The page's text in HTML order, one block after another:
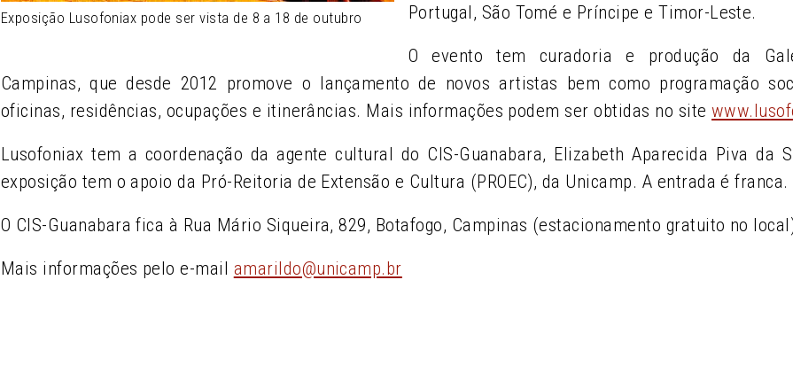
Exposição Lusofoniax pode ser vista de 8 a 18 de outubro
Portugal, São Tomé e Príncipe e Timor-Leste.
O evento tem curadoria e produção da
Campinas, que desde 2012 promove o lançamento de novos artistas bem como programação
oficinas, residências, ocupações e itinerâncias. Mais informações podem ser obtidas no site
Lusofoniax tem a coordenação da agente cultural do CIS-Guanabara, Elizabeth Aparecida Piva da
exposição tem o apoio da Pró-Reitoria de Extensão e Cultura (PROEC), da Unicamp. A entrada é franca.
O CIS-Guanabara fica à Rua Mário Siqueira, 829, Botafogo, Campinas (estacionamento gratuito no
Mais informações pelo e-mail amarildo@unicamp.br